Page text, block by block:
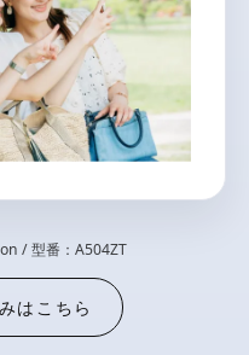
/ 型番：A504ZT
はこちら